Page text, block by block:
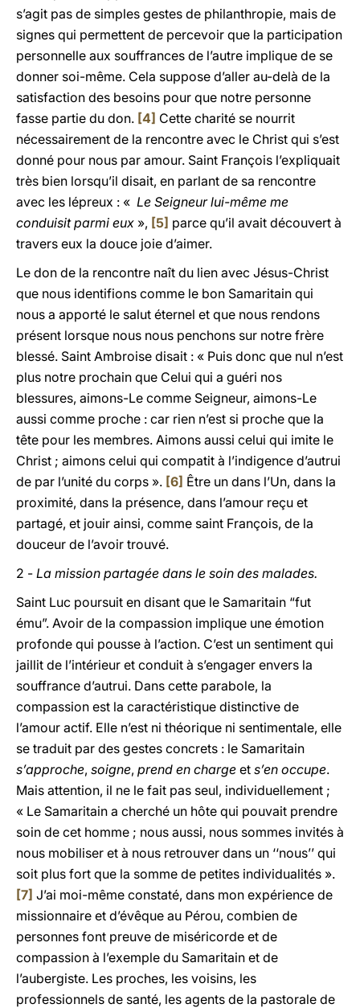
s’agit pas de simples gestes de philanthropie, mais de
signes qui permettent de percevoir que la participation
personnelle aux souffrances de l’autre implique de se
donner soi-même. Cela suppose d’aller au-delà de la
satisfaction des besoins pour que notre personne
fasse partie du don. [4] Cette charité se nourrit
nécessairement de la rencontre avec le Christ qui s’est
donné pour nous par amour. Saint François l’expliquait
très bien lorsqu’il disait, en parlant de sa rencontre
avec les lépreux : « Le Seigneur lui-même me
conduisit parmi eux », [5] parce qu’il avait découvert à
travers eux la douce joie d’aimer.
Le don de la rencontre naît du lien avec Jésus-Christ
que nous identifions comme le bon Samaritain qui
nous a apporté le salut éternel et que nous rendons
présent lorsque nous nous penchons sur notre frère
blessé. Saint Ambroise disait : « Puis donc que nul n’est
plus notre prochain que Celui qui a guéri nos
blessures, aimons-Le comme Seigneur, aimons-Le
aussi comme proche : car rien n’est si proche que la
tête pour les membres. Aimons aussi celui qui imite le
Christ ; aimons celui qui compatit à l’indigence d’autrui
de par l’unité du corps ». [6] Être un dans l’Un, dans la
proximité, dans la présence, dans l’amour reçu et
partagé, et jouir ainsi, comme saint François, de la
douceur de l’avoir trouvé.
2 - La mission partagée dans le soin des malades.
Saint Luc poursuit en disant que le Samaritain “fut
ému”. Avoir de la compassion implique une émotion
profonde qui pousse à l’action. C’est un sentiment qui
jaillit de l’intérieur et conduit à s’engager envers la
souffrance d’autrui. Dans cette parabole, la
compassion est la caractéristique distinctive de
l’amour actif. Elle n’est ni théorique ni sentimentale, elle
se traduit par des gestes concrets : le Samaritain
s’approche, soigne, prend en charge et s’en occupe.
Mais attention, il ne le fait pas seul, individuellement ;
« Le Samaritain a cherché un hôte qui pouvait prendre
soin de cet homme ; nous aussi, nous sommes invités à
nous mobiliser et à nous retrouver dans un ‘‘nous’’ qui
soit plus fort que la somme de petites individualités ».
[7] J’ai moi-même constaté, dans mon expérience de
missionnaire et d’évêque au Pérou, combien de
personnes font preuve de miséricorde et de
compassion à l’exemple du Samaritain et de
l’aubergiste. Les proches, les voisins, les
professionnels de santé, les agents de la pastorale de